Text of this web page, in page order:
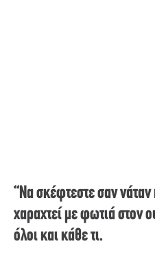
“Να σκέφτεστε σαν
χαραχτεί με φωτιά στον
όλοι και κάθε τι.